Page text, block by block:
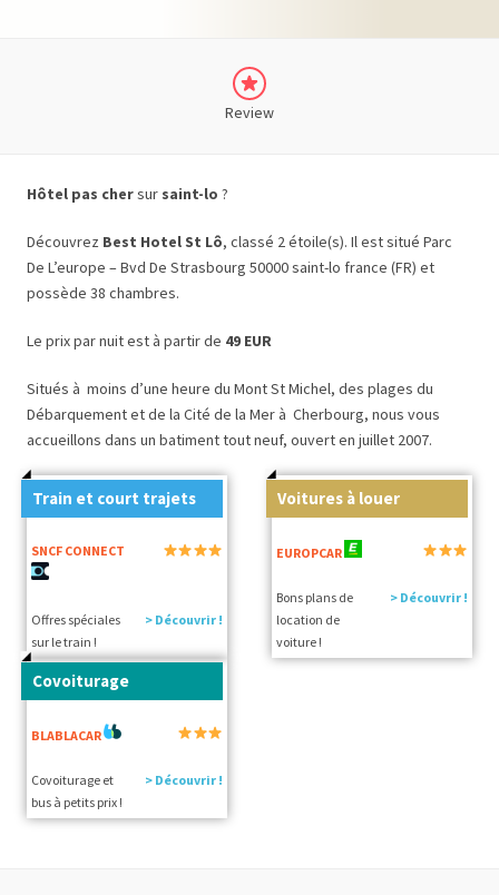
Review
Hôtel pas chersur saint-lo ?
Découvrez Best Hotel St Lô, classé 2 étoile(s). Il est situé Parc
De L’europe – Bvd De Strasbourg 50000 saint-lo france (FR) et
possède 38 chambres.
Le prix par nuit est à partir de 49 EUR
Situés à moins d’une heure du Mont St Michel, des plages du
Débarquement et de la Cité de la Mer à Cherbourg, nous vous
accueillons dans un batiment tout neuf, ouvert en juillet 2007.
Train et court trajets
SNCF CONNECT
Offres spéciales
sur le train !
> Découvrir !
Voitures à louer
EUROPCAR
Bons plans de
location de
voiture !
> Découvrir !
Covoiturage
BLABLACAR
Covoiturage et
bus à petits prix !
> Découvrir !